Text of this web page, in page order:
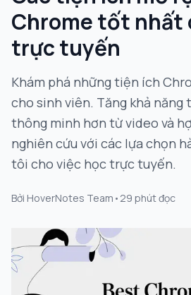
Giới thiệu
Blog
Chrome tốt nhất
trực tuyến
Khám phá những tiện ích
cho sinh viên. Tăng khả năng
thông minh hơn từ video và
nghiên cứu với các lựa chọn
tôi cho việc học trực tuyến.
Bởi HoverNotes Team • 29 phút đọc